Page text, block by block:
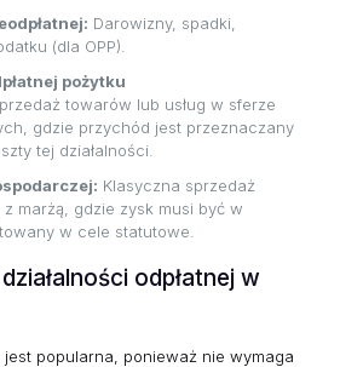
Darowizny, spadki,
(dla OPP).
pożytku
towarów lub usług w sferze
gdzie przychód jest przeznaczany
tej działalności.
Klasyczna sprzedaż
marżą, gdzie zysk musi być w
w cele statutowe.
odpłatnej w
jest popularna, ponieważ nie wymaga